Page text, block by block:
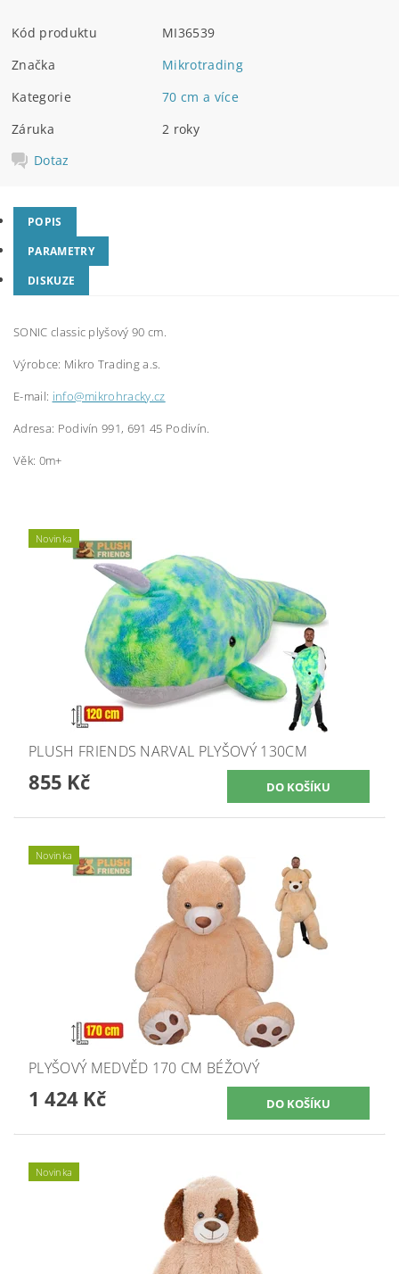
Kód produktu
MI36539
Značka
Mikrotrading
Kategorie
70 cm a více
Záruka
2 roky
Dotaz
POPIS
PARAMETRY
DISKUZE
SONIC classic plyšový 90 cm.
Výrobce: Mikro Trading a.s.
E-mail: info@mikrohracky.cz
Adresa: Podivín 991, 691 45 Podivín.
Věk: 0m+
Novinka
PLUSH FRIENDS NARVAL PLYŠOVÝ 130CM
855 Kč
Novinka
PLYŠOVÝ MEDVĚD 170 CM BÉŽOVÝ
1 424 Kč
Novinka